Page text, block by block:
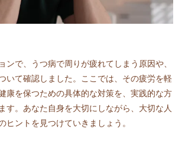
ンで、うつ病で周りが疲れてしまう原因や、
いて確認しました。ここでは、その疲労を軽
康を保つための具体的な対策を、実践的な方
す。あなた自身を大切にしながら、大切な人
ヒントを見つけていきましょう。